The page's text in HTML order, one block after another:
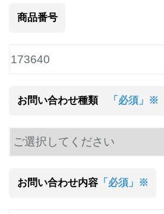
商品番号
お問い合わせ種類 「必須」※
お問い合わせ内容「必須」※